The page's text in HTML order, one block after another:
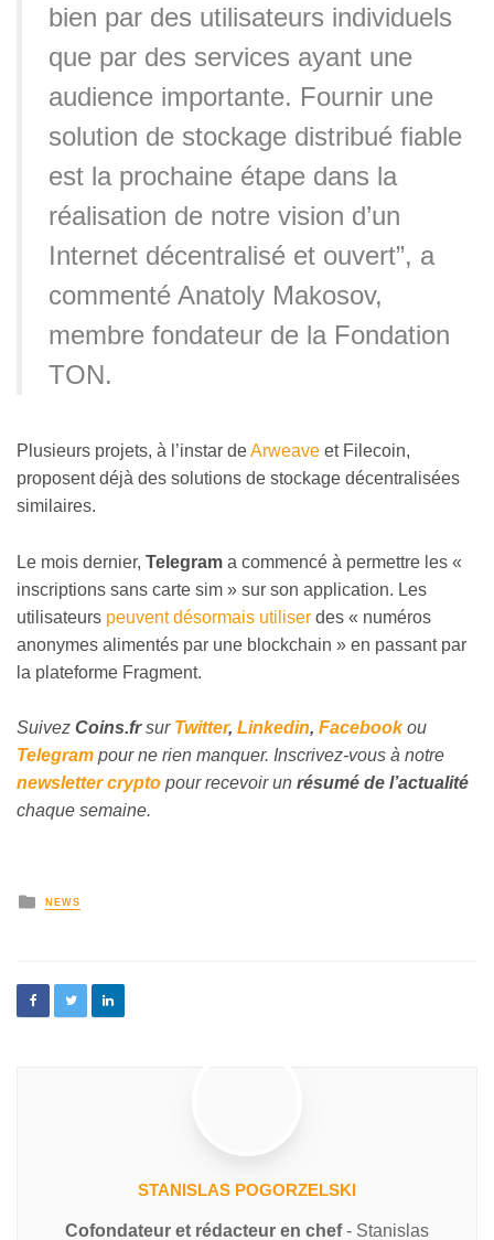
bien par des utilisateurs individuels
que par des services ayant une
audience importante. Fournir une
solution de stockage distribué fiable
est la prochaine étape dans la
réalisation de notre vision d’un
Internet décentralisé et ouvert”, a
commenté Anatoly Makosov,
membre fondateur de la Fondation
TON.
Plusieurs projets, à l’instar deArweave et Filecoin,
proposent déjà des solutions de stockage décentralisées
similaires.
Le mois dernier, Telegram a commencé à permettre les «
inscriptions sans carte sim » sur son application. Les
utilisateurs peuvent désormais utiliser des « numéros
anonymes alimentés par une blockchain » en passant par
la plateforme Fragment.
Suivez Coins.frsur Twitter, Linkedin, Facebookou
Telegram pour ne rien manquer. Inscrivez-vous à notre
newsletter crypto pour recevoir un résumé de l’actualité
chaque semaine.
NEWS
STANISLAS POGORZELSKI
Cofondateur et rédacteur en chef- Stanislas